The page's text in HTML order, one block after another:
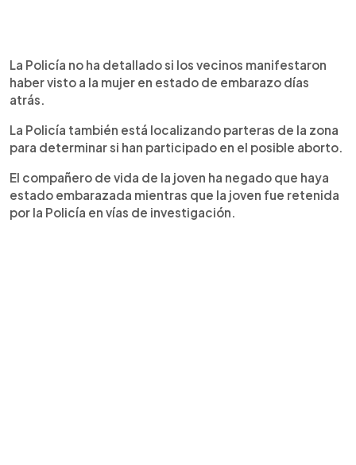
La Policía no ha detallado si los vecinos manifestaron
haber visto a la mujer en estado de embarazo días
atrás.
La Policía también está localizando parteras de la zona
para determinar si han participado en el posible aborto.
El compañero de vida de la joven ha negado que haya
estado embarazada mientras que la joven fue retenida
por la Policía en vías de investigación.